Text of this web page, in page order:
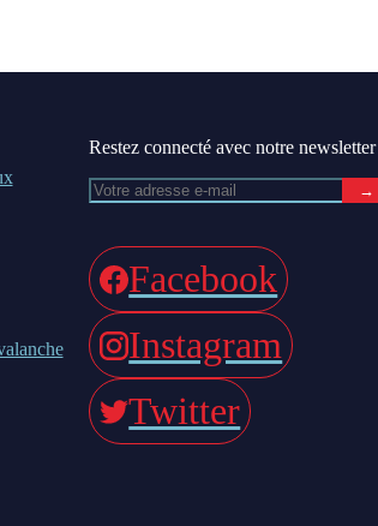
Restez connecté avec notre newsletter
→
Facebook
Instagram
Twitter